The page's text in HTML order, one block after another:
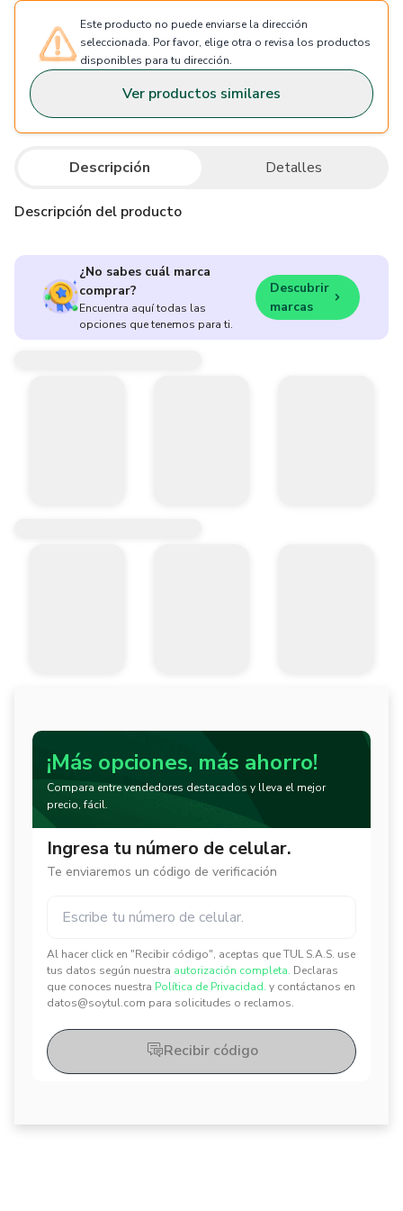
Este producto no puede enviarse la dirección
seleccionada. Por favor, elige otra o revisa los productos
disponibles para tu dirección.
Ver productos similares
Descripción Detalles
Descripción del producto
¿No sabes cuál marca
comprar?
Encuentra aquí todas las
opciones que tenemos para ti.
Descubrir
marcas
¡Más opciones, más ahorro!
Compara entre vendedores destacados y lleva el mejor
precio, fácil.
Ingresa tu número de celular.
Te enviaremos un código de verificación
Al hacer click en "Recibir código", aceptas que TUL S.A.S. use
tus datos según nuestra autorización completa. Declaras
que conoces nuestra Política de Privacidad. y contáctanos en
datos@soytul.com para solicitudes o reclamos.
✕
✕
Recibir código